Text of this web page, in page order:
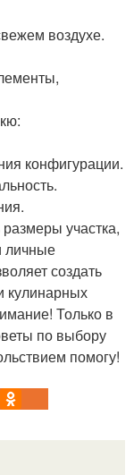
воздухе.
конфигурации.
участка,
личные
создать
кулинарных
Только в
по выбору
помогу!